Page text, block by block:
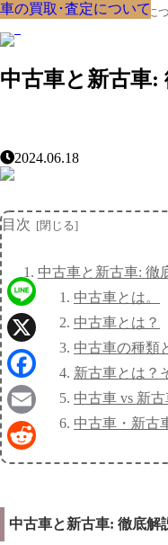
クルマの大辞典、購入･売却に
中古車と新古車:
車の買取･査定について
2024.06.18
目次
中古車と新古車: 徹
中古車とは。
中古車とは？
中古車の種類
新古車とは？
中古車 vs 新
中古車・新古
中古車と新古車: 徹底解
車の買取･査定について
車の買取･査定について
車の買取･査定について
車の買取･査定について
車の買取･査定について
車の買取･査定について
車の買取･査定について
車の買取･査定について
Line
X
Facebook
Email
Reddit